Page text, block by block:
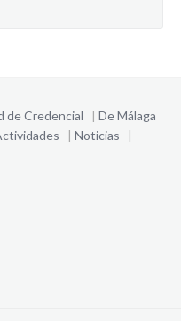
de Credencial | De Málaga
| Noticias |